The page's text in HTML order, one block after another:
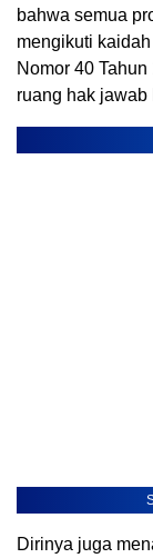
bahwa semua
mengikuti
Nomor 40
ruang hak
Dirinya juga